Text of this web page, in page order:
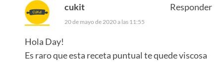
cukit
20 de mayo de 2020 a las 11:55
Hola Day!
Es raro que esta receta puntual te quede viscosa
Responder